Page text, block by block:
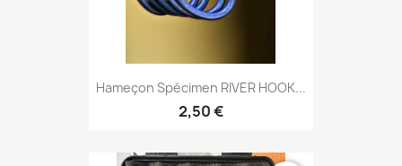
Hameçon Spécimen RIVER HOOK...
2,50 €